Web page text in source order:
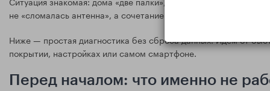
не «сломалась антенна», а сочетание настроек, SIM/eSIM,
Ниже — простая диагностика без сброса данных. Идём от
покрытии, настройках или самом смартфоне.
Перед началом: что именно не